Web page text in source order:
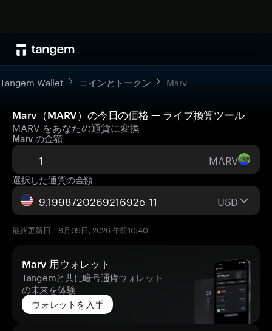
Tangem Wallet コインとトークン Marv
Marv（MARV）の今日の価格 — ライブ換算ツール
MARV をあなたの通貨に変換
Marv の金額
MARV
選択した通貨の金額
USD
最終更新日：8月09日, 2026 午前10:40
Marv 用ウォレット
Tangemと共に暗号通貨ウォレット
の未来を体験
ウォレットを入手